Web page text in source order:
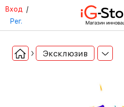
Вход /
Рег.
Эксклюзив